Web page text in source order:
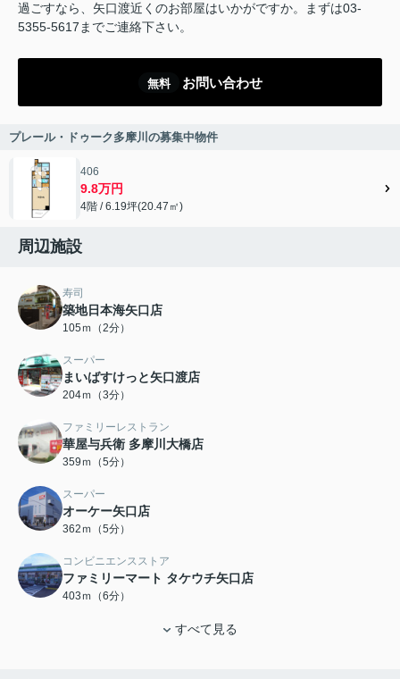
過ごすなら、矢口渡近くのお部屋はいかがですか。まずは03-
5355-5617までご連絡下さい。
無料 お問い合わせ
プレール・ドゥーク多摩川の募集中物件
406
9.8万円
4階 / 6.19坪(20.47㎡)
周辺施設
寿司
築地日本海矢口店
105ｍ（2分）
スーパー
まいばすけっと矢口渡店
204ｍ（3分）
ファミリーレストラン
華屋与兵衛 多摩川大橋店
359ｍ（5分）
スーパー
オーケー矢口店
362ｍ（5分）
コンビニエンスストア
ファミリーマート タケウチ矢口店
403ｍ（6分）
すべて見る